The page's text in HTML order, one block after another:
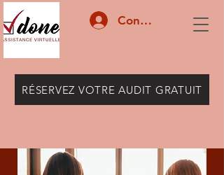
Connexion
RÉSERVEZ VOTRE AUDIT GRATUIT